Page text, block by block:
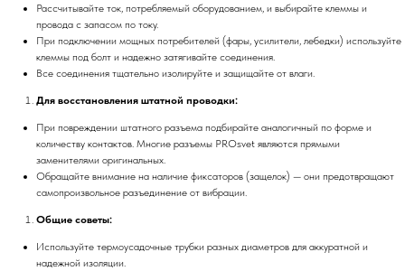
Рассчитывайте ток, потребляемый оборудованием, и выбирайте клеммы и
провода с запасом по току.
При подключении мощных потребителей (фары, усилители, лебедки) используйте
клеммы под болт и надежно затягивайте соединения.
Все соединения тщательно изолируйте и защищайте от влаги.
Для восстановления штатной проводки:
При повреждении штатного разъема подбирайте аналогичный по форме и
количеству контактов. Многие разъемы PROsvet являются прямыми
заменителями оригинальных.
Обращайте внимание на наличие фиксаторов (защелок) — они предотвращают
самопроизвольное разъединение от вибрации.
Общие советы:
Используйте термоусадочные трубки разных диаметров для аккуратной и
надежной изоляции.